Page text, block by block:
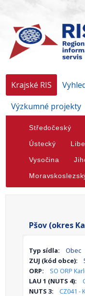
Krajské RIS
Výzkumné projekty
Středočeský
Ústecký
Vysočina
Pšov (okres
Typ sídla:
Obec
ZUJ (kód obce):
ORP:
SO ORP
LAU 1 (NUTS 4):
NUTS 3:
CZ041 -